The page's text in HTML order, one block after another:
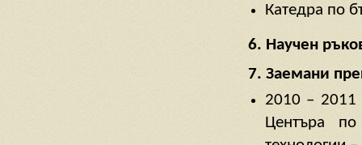
Катедра по
6. Научен
7. Заемани
2010 – 2011
Центъра